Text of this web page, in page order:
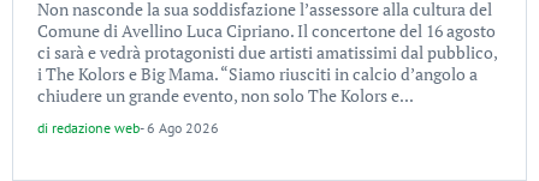
Non nasconde la sua soddisfazione l’assessore alla cultura del
Comune di Avellino Luca Cipriano. Il concertone del 16 agosto
ci sarà e vedrà protagonisti due artisti amatissimi dal pubblico,
i The Kolors e Big Mama. “Siamo riusciti in calcio d’angolo a
chiudere un grande evento, non solo The Kolors e...
di redazione web-6 Ago 2026